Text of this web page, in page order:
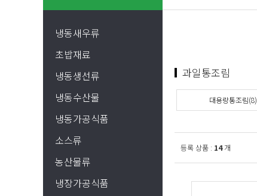
냉동새우류
초밥재료
냉동생선류
냉동수산물
냉동가공식품
소스류
농산물류
냉장가공식품
과일통조림
대용량통조림(8)
등록 상품 : 14개